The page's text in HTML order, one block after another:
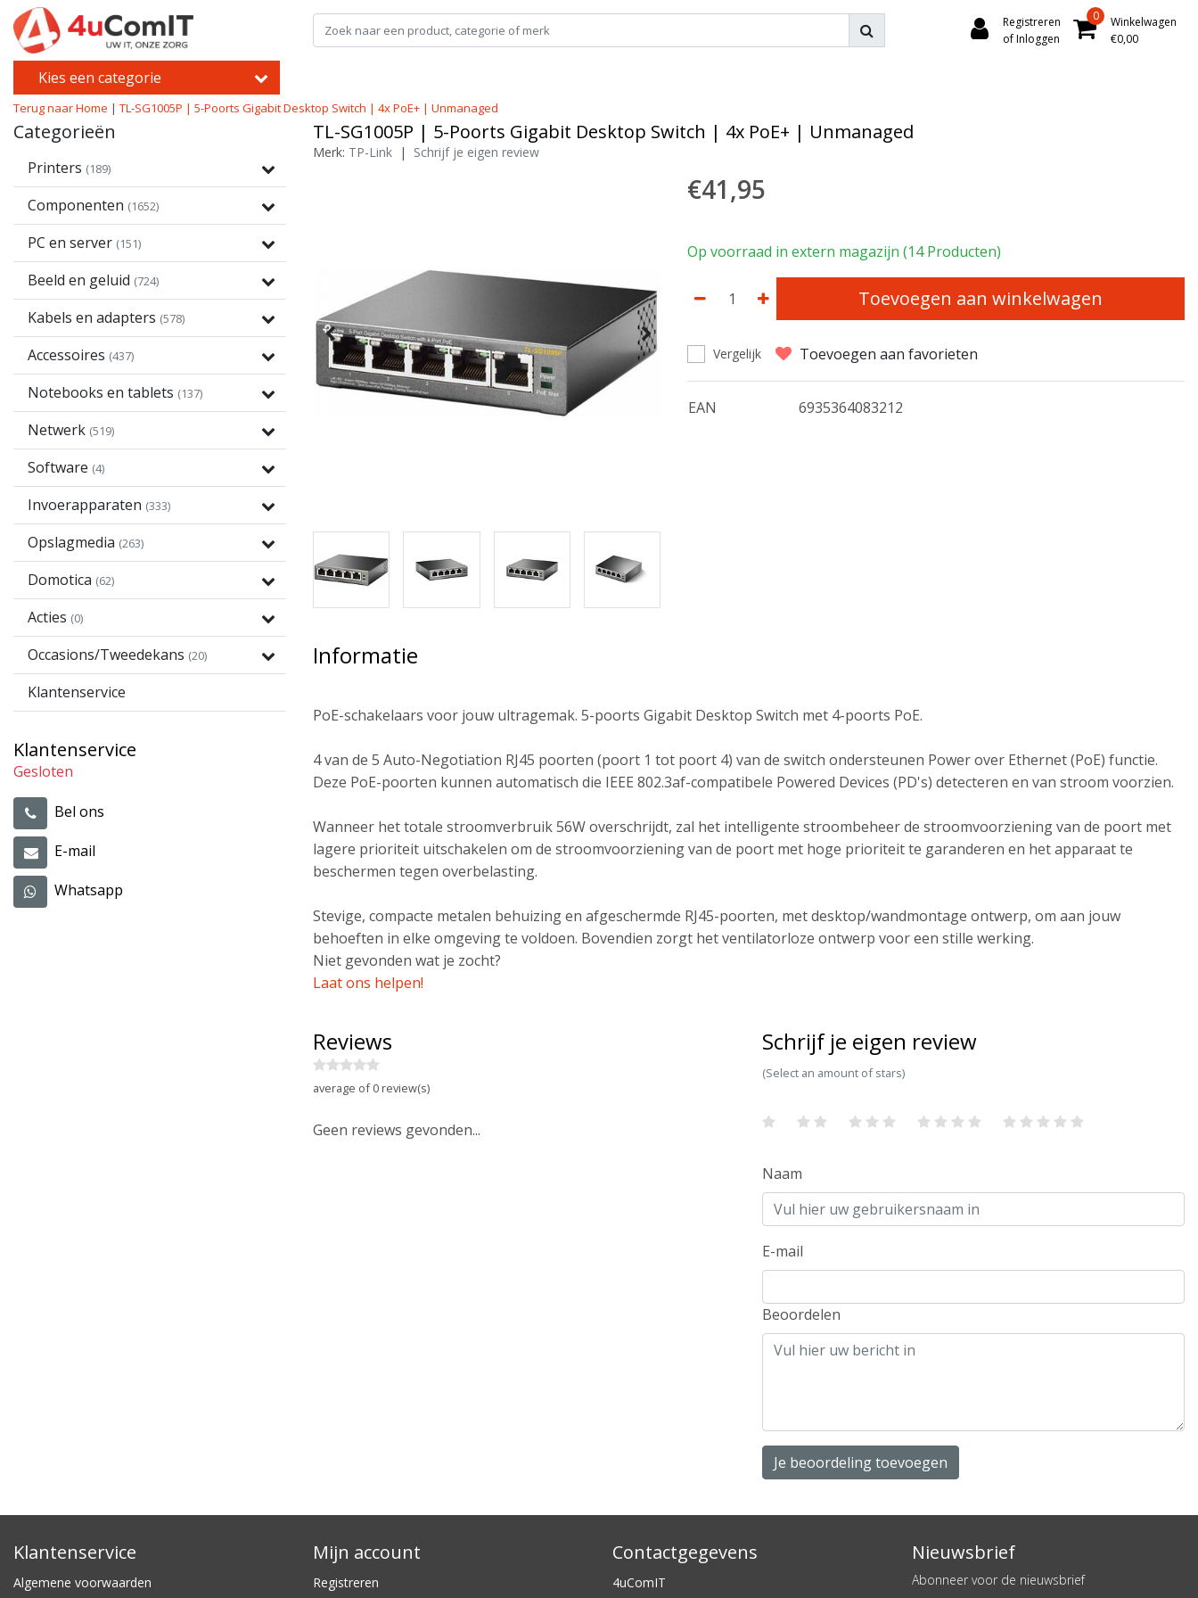
Registreren
of Inloggen
0
Winkelwagen
€0,00
Kies een categorie
Terug naar Home | TL-SG1005P | 5-Poorts Gigabit Desktop Switch | 4x PoE+ | Unmanaged
Categorieën
Printers (189)
Componenten (1652)
PC en server (151)
Beeld en geluid (724)
Kabels en adapters (578)
Accessoires (437)
Notebooks en tablets (137)
Netwerk (519)
Software (4)
Invoerapparaten (333)
Opslagmedia (263)
Domotica (62)
Acties (0)
Occasions/Tweedekans (20)
Klantenservice
Klantenservice
Gesloten
Bel ons
E-mail
Whatsapp
TL-SG1005P | 5-Poorts Gigabit Desktop Switch | 4x PoE+ | Unmanaged
Merk: TP-Link | Schrijf je eigen review
€41,95
Op voorraad in extern magazijn (14 Producten)
Toevoegen aan winkelwagen
Vergelijk Toevoegen aan favorieten
EAN 6935364083212
Informatie
PoE-schakelaars voor jouw ultragemak. 5-poorts Gigabit Desktop Switch met 4-poorts PoE.
4 van de 5 Auto-Negotiation RJ45 poorten (poort 1 tot poort 4) van de switch ondersteunen Power over Ethernet (PoE) functie.
Deze PoE-poorten kunnen automatisch die IEEE 802.3af-compatibele Powered Devices (PD's) detecteren en van stroom voorzien.
Wanneer het totale stroomverbruik 56W overschrijdt, zal het intelligente stroombeheer de stroomvoorziening van de poort met
lagere prioriteit uitschakelen om de stroomvoorziening van de poort met hoge prioriteit te garanderen en het apparaat te
beschermen tegen overbelasting.
Stevige, compacte metalen behuizing en afgeschermde RJ45-poorten, met desktop/wandmontage ontwerp, om aan jouw
behoeften in elke omgeving te voldoen. Bovendien zorgt het ventilatorloze ontwerp voor een stille werking.
Niet gevonden wat je zocht?
Laat ons helpen!
Reviews
average of 0 review(s)
Geen reviews gevonden...
Schrijf je eigen review
(Select an amount of stars)
Naam
E-mail
Beoordelen
Je beoordeling toevoegen
Klantenservice
Algemene voorwaarden
Mijn account
Registreren
Contactgegevens
4uComIT
Nieuwsbrief
Abonneer voor de nieuwsbrief